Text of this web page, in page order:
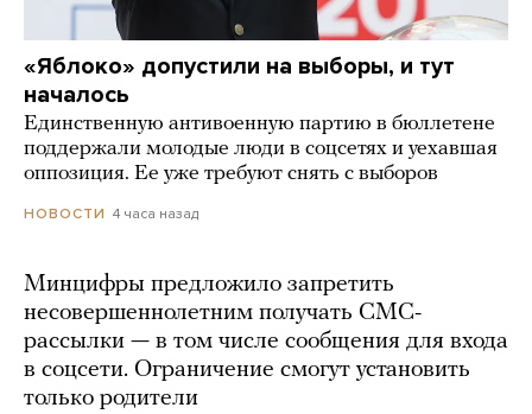
«Яблоко» допустили на выборы, и тут
началось
Единственную антивоенную партию в бюллетене
поддержали молодые люди в соцсетях и уехавшая
оппозиция. Ее уже требуют снять с выборов
НОВОСТИ 4 часа назад
Минцифры предложило запретить
несовершеннолетним получать СМС-
рассылки — в том числе сообщения для входа
в соцсети. Ограничение смогут установить
только родители